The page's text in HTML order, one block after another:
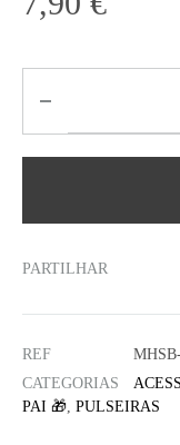
PARTILHAR
REF
CATEGORIAS
PAI 🎁, PULSEIRAS